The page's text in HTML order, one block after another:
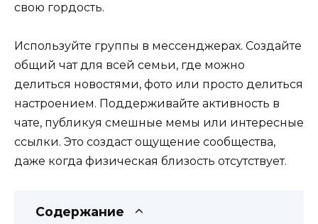
свою гордость.
Используйте группы в мессенджерах. Создайте
общий чат для всей семьи, где можно
делиться новостями, фото или просто делиться
настроением. Поддерживайте активность в
чате, публикуя смешные мемы или интересные
ссылки. Это создаст ощущение сообщества,
даже когда физическая близость отсутствует.
Содержание